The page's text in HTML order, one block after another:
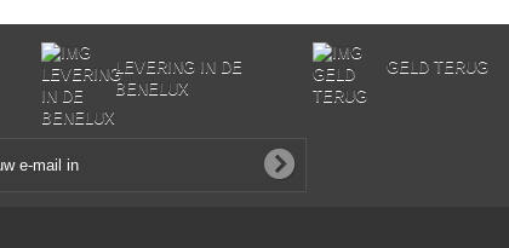
LEVERING IN DE
BENELUX
GELD TERUG